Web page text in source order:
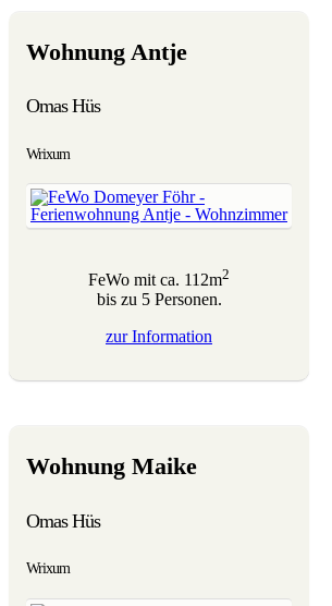
Wohnung Antje
Omas Hüs
Wrixum
FeWo mit ca. 112m2
bis zu 5 Personen.
zurInformation
Wohnung Maike
Omas Hüs
Wrixum